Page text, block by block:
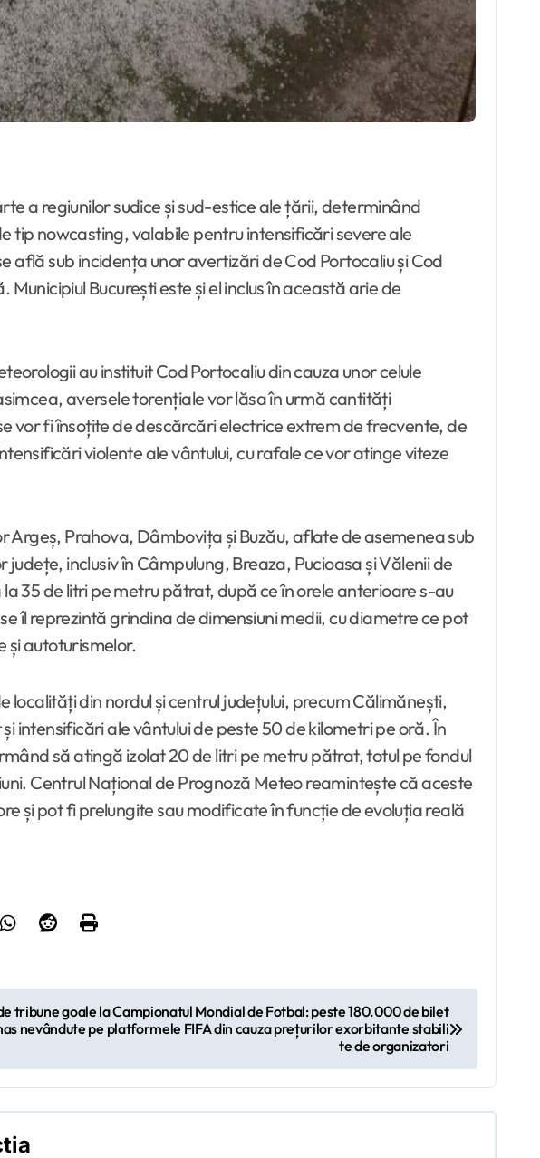
a regiunilor sudice și sud-estice ale țării, determinând
tip nowcasting, valabile pentru intensificări severe ale
sub incidența unor avertizări de Cod Portocaliu și Cod
București este și el inclus în această arie de
au instituit Cod Portocaliu din cauza unor celule
aversele torențiale vor lăsa în urmă cantități
vor fi însoțite de descărcări electrice extrem de frecvente, de
violente ale vântului, cu rafale ce vor atinge viteze
Argeș, Prahova, Dâmbovița și Buzău, aflate de asemenea sub
inclusiv în Câmpulung, Breaza, Pucioasa și Vălenii de
35 de litri pe metru pătrat, după ce în orele anterioare s-au
îl reprezintă grindina de dimensiuni medii, cu diametre ce pot
autoturismelor.
din nordul și centrul județului, precum Călimănești,
intensificări ale vântului de peste 50 de kilometri pe oră. În
să atingă izolat 20 de litri pe metru pătrat, totul pe fondul
Centrul Național de Prognoză Meteo reamintește că aceste
și pot fi prelungite sau modificate în funcție de evoluția reală
tribune goale la Campionatul Mondial de Fotbal: peste 180.000 de bilet
nevândute pe platformele FIFA din cauza prețurilor exorbitante stabili
te de organizatori